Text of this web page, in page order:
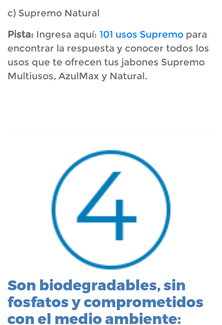
c) Supremo Natural
Pista: Ingresa aquí: 101 usos Supremo para
encontrar la respuesta y conocer todos los
usos que te ofrecen tus jabones Supremo
Multiusos, AzulMax y Natural.
Son biodegradables, sin
fosfatos y comprometidos
con el medio ambiente: